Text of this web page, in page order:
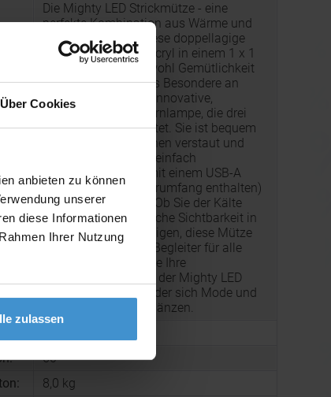
Über Cookies
anbieten zu können
unserer
diese Informationen
Ihrer Nutzung
zulassen
Die Mighty LED Strickmütze - eine
perfekte Kombination aus Wärme und
Zweckmäßigkeit. Diese doppellagige
Mütze aus dickem Acryl in einem 1 x 1
Rippstrick bietet sowohl Gemütlichkeit
als auch Wärme. Das Besondere an
dieser Mütze ist die innovative,
abnehmbare LED-Stirnlampe, die drei
Helligkeitsstufen bietet. Sie ist bequem
im Umschlagbündchen verstaut und
kann zum Waschen einfach
abgenommen und mit einem USB-A
Kabel (nicht im Lieferumfang enthalten)
aufgeladen werden. Ob Sie der Kälte
trotzen oder zusätzliche Sichtbarkeit in
der Dunkelheit benötigen, diese Mütze
ist Ihr zuverlässiger Begleiter für alle
Abenteuer. Werten Sie Ihre
Wintergarderobe mit der Mighty LED
Strickmütze auf, bei der sich Mode und
Funktion nahtlos ergänzen.
60
8,0 kg